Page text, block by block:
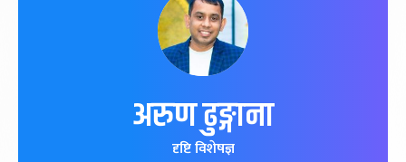
अरुण ढुङ्गाना
दृष्टि विशेषज्ञ